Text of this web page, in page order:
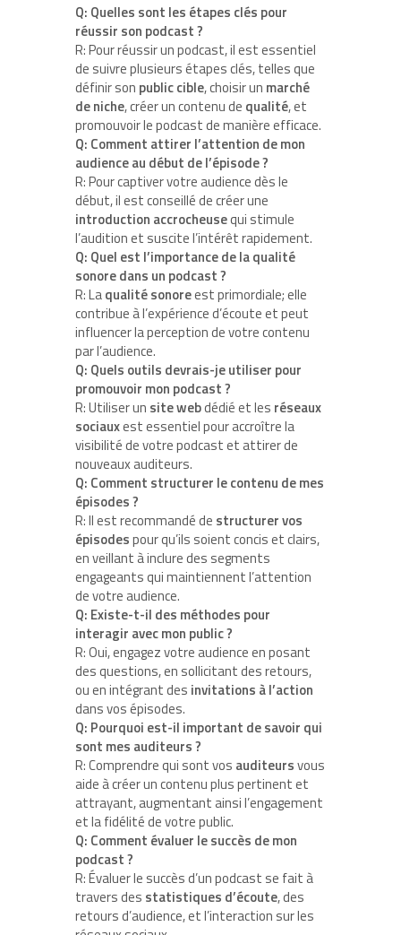
Q: Quelles sont les étapes clés pour
réussir son podcast ?
R: Pour réussir un podcast, il est essentiel
de suivre plusieurs étapes clés, telles que
définir son public cible, choisir un marché
de niche, créer un contenu de qualité, et
promouvoir le podcast de manière efficace.
Q: Comment attirer l’attention de mon
audience au début de l’épisode ?
R: Pour captiver votre audience dès le
début, il est conseillé de créer une
introduction accrocheusequi stimule
l’audition et suscite l’intérêt rapidement.
Q: Quel est l’importance de la qualité
sonore dans un podcast ?
R: Laqualité sonoreest primordiale; elle
contribue à l’expérience d’écoute et peut
influencer la perception de votre contenu
par l’audience.
Q: Quels outils devrais-je utiliser pour
promouvoir mon podcast ?
R: Utiliser un site webdédié et les réseaux
sociauxest essentiel pour accroître la
visibilité de votre podcast et attirer de
nouveaux auditeurs.
Q: Comment structurer le contenu de mes
épisodes ?
R: Il est recommandé de structurer vos
épisodespour qu’ils soient concis et clairs,
en veillant à inclure des segments
engageants qui maintiennent l’attention
de votre audience.
Q: Existe-t-il des méthodes pour
interagir avec mon public ?
R: Oui, engagez votre audience en posant
des questions, en sollicitant des retours,
ou en intégrant des invitations à l’action
dans vos épisodes.
Q: Pourquoi est-il important de savoir qui
sont mes auditeurs ?
R: Comprendre qui sont vos auditeursvous
aide à créer un contenu plus pertinent et
attrayant, augmentant ainsi l’engagement
et la fidélité de votre public.
Q: Comment évaluer le succès de mon
podcast ?
R: Évaluer le succès d’un podcast se fait à
travers des statistiques d’écoute, des
retours d’audience, et l’interaction sur les